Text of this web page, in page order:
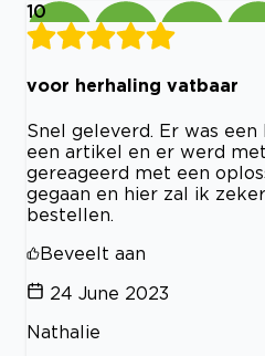
10
voor herhaling vatbaar
Snel geleverd. Er was
een artikel en er werd
gereageerd met een
gegaan en hier zal ik
bestellen.
Beveelt aan
24 June 2023
Nathalie